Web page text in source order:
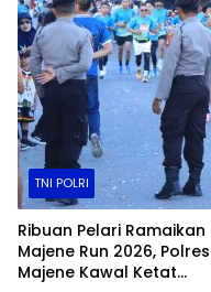
TNI POLRI
Ribuan Pelari Ramaikan
Majene Run 2026, Polres
Majene Kawal Ketat